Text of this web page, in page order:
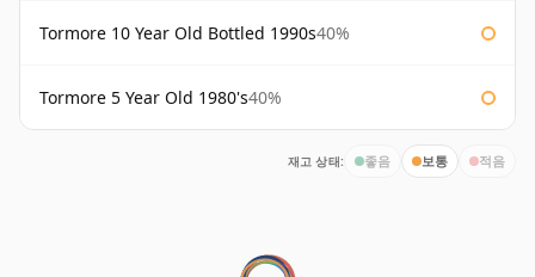
Tormore 10 Year Old Bottled 1990s40%
Tormore 5 Year Old 1980's40%
재고 상태: 좋음 보통 적음